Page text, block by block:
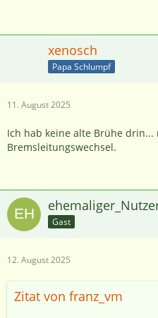
xenosch
Papa Schlumpf
11. August 2025
Ich hab keine alte Brühe
Bremsleitungswechsel.
Gast
12. August 2025
Zitat von franz_vm